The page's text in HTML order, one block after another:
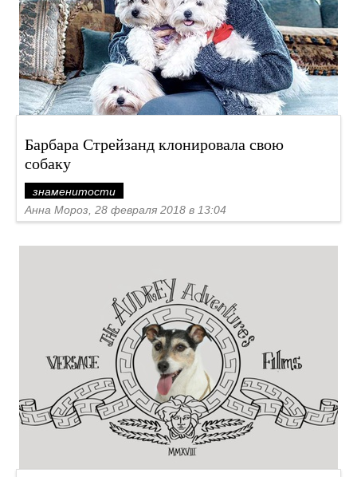
Барбара Стрейзанд клонировала свою
собаку
знаменитости
Анна Мороз, 28 февраля 2018 в 13:04